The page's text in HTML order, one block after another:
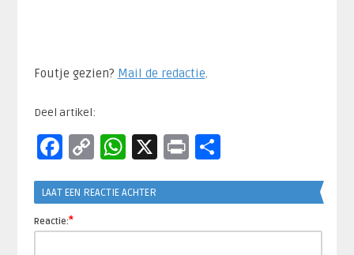
Foutje gezien? Mail de redactie.​
Deel artikel:
Facebook
CopyWhatsApp
X PrintDelen
LAAT EEN REACTIE ACHTER
Reactie:*